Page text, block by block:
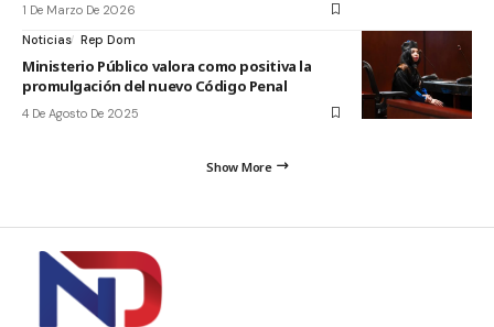
1 De Marzo De 2026
Noticias Rep Dom
Ministerio Público valora como positiva la
promulgación del nuevo Código Penal
4 De Agosto De 2025
Show More